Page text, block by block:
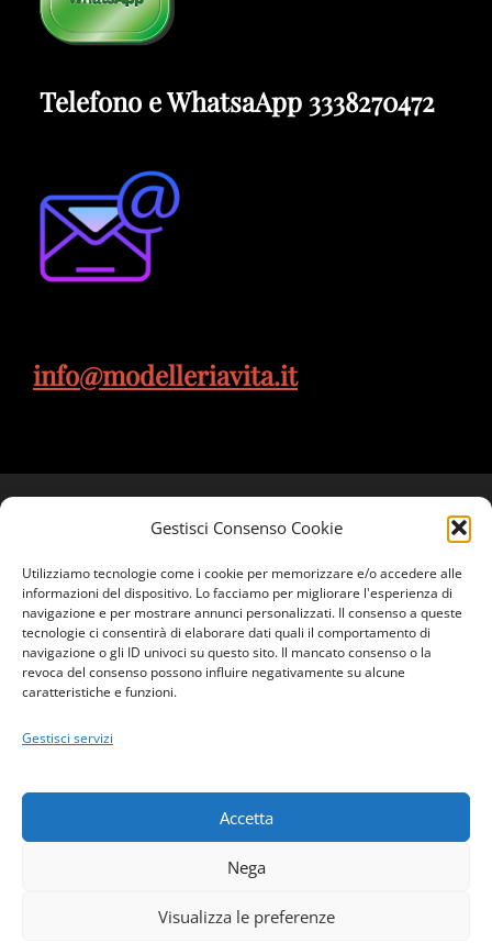
Gestisci Consenso Cookie
Utilizziamo tecnologie come i cookie per memorizzare e/o accedere alle
informazioni del dispositivo. Lo facciamo per migliorare l'esperienza di
navigazione e per mostrare annunci personalizzati. Il consenso a queste
tecnologie ci consentirà di elaborare dati quali il comportamento di
navigazione o gli ID univoci su questo sito. Il mancato consenso o la
revoca del consenso possono influire negativamente su alcune
caratteristiche e funzioni.
Gestisci servizi
Accetta
Nega
Visualizza le preferenze
Telefono e WhatsaApp 3338270472
info@modelleriavita.it
Copyright © 2026Modelleria Vita Italian Design